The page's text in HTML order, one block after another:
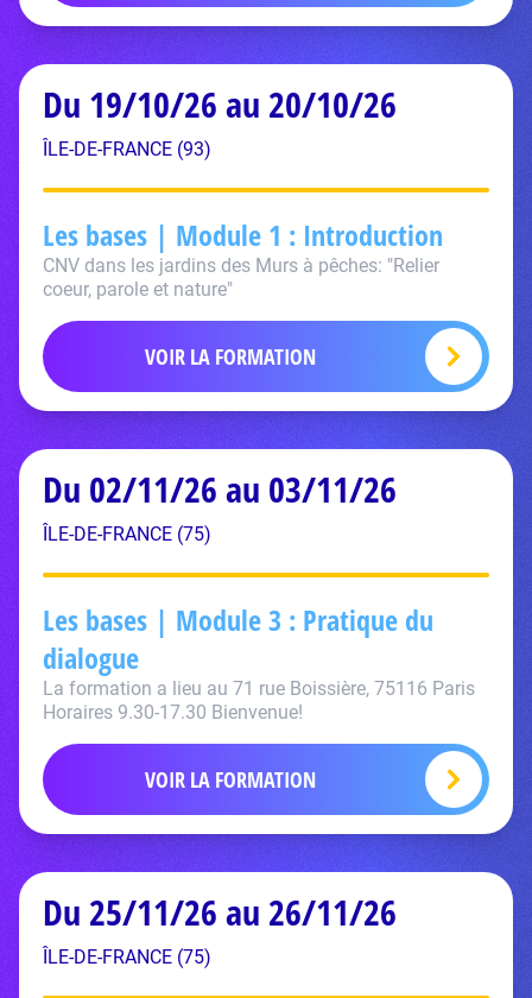
Du 19/10/26 au 20/10/26
ÎLE-DE-FRANCE (93)
Les bases | Module 1 : Introduction
CNV dans les jardins des Murs à pêches: "Relier
coeur, parole et nature"
VOIR LA FORMATION
Du 02/11/26 au 03/11/26
ÎLE-DE-FRANCE (75)
Les bases | Module 3 : Pratique du
dialogue
La formation a lieu au 71 rue Boissière, 75116 Paris
Horaires 9.30-17.30 Bienvenue!
VOIR LA FORMATION
Du 25/11/26 au 26/11/26
ÎLE-DE-FRANCE (75)